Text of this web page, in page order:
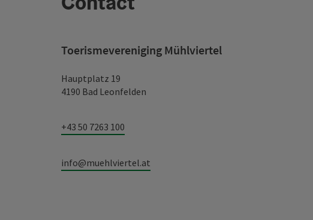
Toerismevereniging Mühlviertel
Hauptplatz 19
4190 Bad Leonfelden
+43 50 7263 100
info@muehlviertel.at